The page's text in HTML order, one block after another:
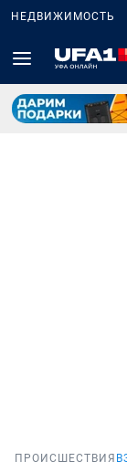
НЕДВИЖИМОСТЬ
ПРОИСШЕСТВИЯ